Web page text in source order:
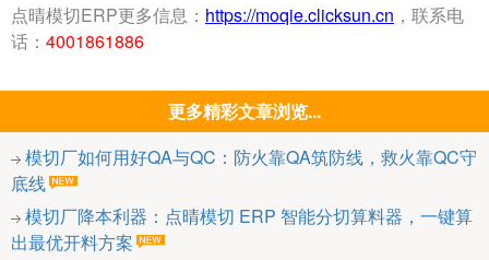
点晴模切ERP更多信息： https://moqie.clicksun.cn ，联系电
话： 4001861886
更多精彩文章浏览...
模切厂如何用好QA与QC：防火靠QA筑防线，救火靠QC守
底线
模切厂降本利器：点晴模切 ERP 智能分切算料器，一键算
出最优开料方案